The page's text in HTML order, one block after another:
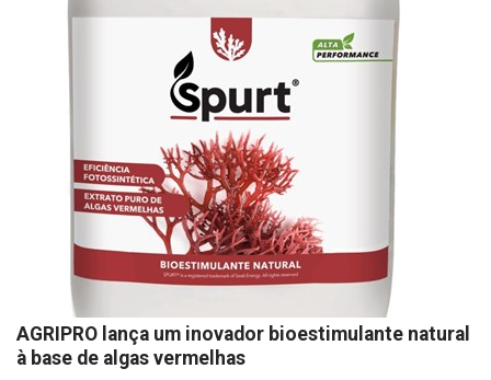
AGRIPRO lança um inovador bioestimulante natural
à base de algas vermelhas